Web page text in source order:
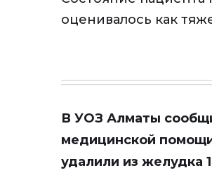
оценивалось как
В УОЗ Алматы
медицинской
удалили из желудка